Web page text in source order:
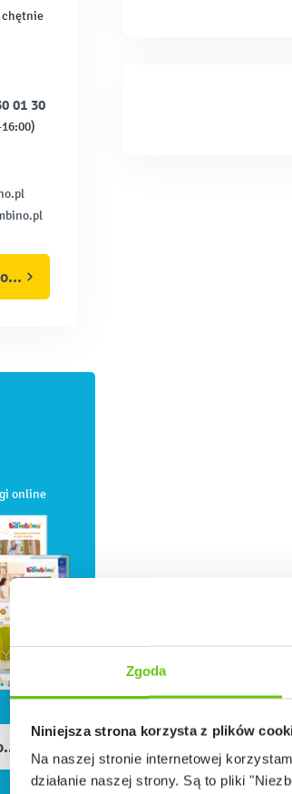
Zgoda
Niniejsza strona korzysta z plików
Na naszej stronie internetowej
działanie naszej strony. Są to pliki
chętnie
01 30
Konsultanci regionalni
online
Przejdź do katalogów